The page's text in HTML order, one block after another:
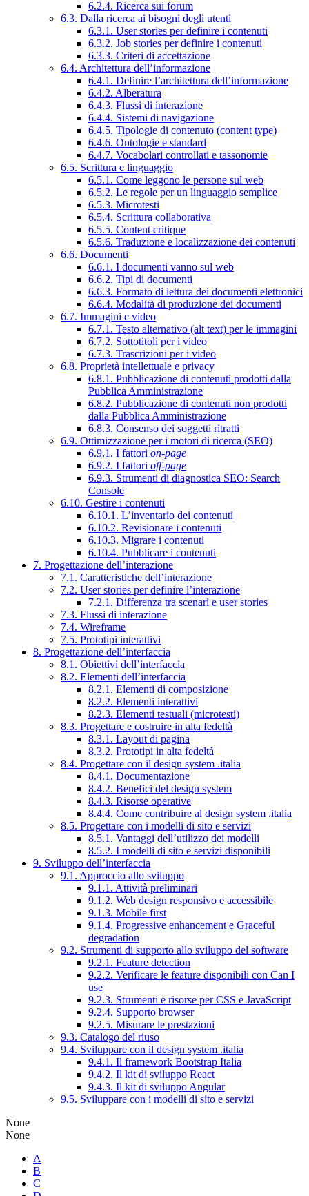
6.2.4. Ricerca sui forum
6.3. Dalla ricerca ai bisogni degli utenti
6.3.1. User stories per definire i contenuti
6.3.2. Job stories per definire i contenuti
6.3.3. Criteri di accettazione
6.4. Architettura dell’informazione
6.4.1. Definire l’architettura dell’informazione
6.4.2. Alberatura
6.4.3. Flussi di interazione
6.4.4. Sistemi di navigazione
6.4.5. Tipologie di contenuto (content type)
6.4.6. Ontologie e standard
6.4.7. Vocabolari controllati e tassonomie
6.5. Scrittura e linguaggio
6.5.1. Come leggono le persone sul web
6.5.2. Le regole per un linguaggio semplice
6.5.3. Microtesti
6.5.4. Scrittura collaborativa
6.5.5. Content critique
6.5.6. Traduzione e localizzazione dei contenuti
6.6. Documenti
6.6.1. I documenti vanno sul web
6.6.2. Tipi di documenti
6.6.3. Formato di lettura dei documenti elettronici
6.6.4. Modalità di produzione dei documenti
6.7. Immagini e video
6.7.1. Testo alternativo (alt text) per le immagini
6.7.2. Sottotitoli per i video
6.7.3. Trascrizioni per i video
6.8. Proprietà intellettuale e privacy
6.8.1. Pubblicazione di contenuti prodotti dalla
Pubblica Amministrazione
6.8.2. Pubblicazione di contenuti non prodotti
dalla Pubblica Amministrazione
6.8.3. Consenso dei soggetti ritratti
6.9. Ottimizzazione per i motori di ricerca (SEO)
6.9.1. I fattori on-page
6.9.2. I fattori off-page
6.9.3. Strumenti di diagnostica SEO: Search
Console
6.10. Gestire i contenuti
6.10.1. L’inventario dei contenuti
6.10.2. Revisionare i contenuti
6.10.3. Migrare i contenuti
6.10.4. Pubblicare i contenuti
7. Progettazione dell’interazione
7.1. Caratteristiche dell’interazione
7.2. User stories per definire l’interazione
7.2.1. Differenza tra scenari e user stories
7.3. Flussi di interazione
7.4. Wireframe
7.5. Prototipi interattivi
8. Progettazione dell’interfaccia
8.1. Obiettivi dell’interfaccia
8.2. Elementi dell’interfaccia
8.2.1. Elementi di composizione
8.2.2. Elementi interattivi
8.2.3. Elementi testuali (microtesti)
8.3. Progettare e costruire in alta fedeltà
8.3.1. Layout di pagina
8.3.2. Prototipi in alta fedeltà
8.4. Progettare con il design system .italia
8.4.1. Documentazione
8.4.2. Benefici del design system
8.4.3. Risorse operative
8.4.4. Come contribuire al design system .italia
8.5. Progettare con i modelli di sito e servizi
8.5.1. Vantaggi dell’utilizzo dei modelli
8.5.2. I modelli di sito e servizi disponibili
9. Sviluppo dell’interfaccia
9.1. Approccio allo sviluppo
9.1.1. Attività preliminari
9.1.2. Web design responsivo e accessibile
9.1.3. Mobile first
9.1.4. Progressive enhancement e Graceful
degradation
9.2. Strumenti di supporto allo sviluppo del software
9.2.1. Feature detection
9.2.2. Verificare le feature disponibili con Can I
use
9.2.3. Strumenti e risorse per CSS e JavaScript
9.2.4. Supporto browser
9.2.5. Misurare le prestazioni
9.3. Catalogo del riuso
9.4. Sviluppare con il design system .italia
9.4.1. Il framework Bootstrap Italia
9.4.2. Il kit di sviluppo React
9.4.3. Il kit di sviluppo Angular
9.5. Sviluppare con i modelli di sito e servizi
None
None
A
B
C